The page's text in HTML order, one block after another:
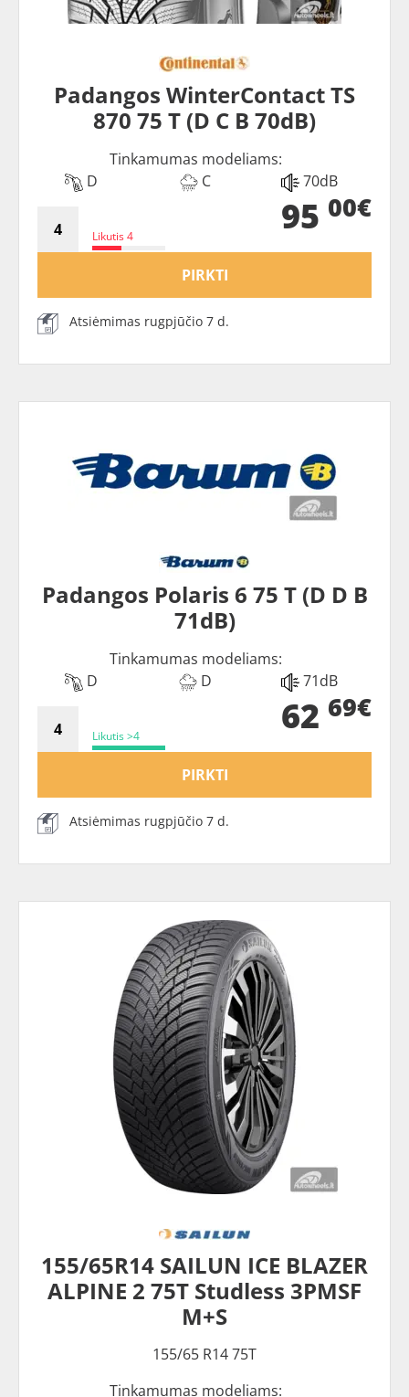
Padangos WinterContact TS
870 75 T (D C B 70dB)
Tinkamumas modeliams:
D
C 70dB
Likutis 4 95 00€
PIRKTI
Atsiėmimas rugpjūčio 7 d.
Padangos Polaris 6 75 T (D D B
71dB)
Tinkamumas modeliams:
D
D 71dB
Likutis >4 62 69€
PIRKTI
Atsiėmimas rugpjūčio 7 d.
155/65R14 SAILUN ICE BLAZER
ALPINE 2 75T Studless 3PMSF
M+S
155/65 R14 75T
Tinkamumas modeliams: